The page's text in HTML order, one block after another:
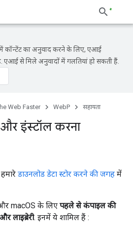
कॉन्टेंट का अनुवाद करने के लिए, एआई
एआई से मिले अनुवादों में गलतियां हो सकती हैं.
Web Faster WebP सहायता
और इंस्टॉल करना
डाउनलोड डेटा स्टोर करने की जगह में
macOS के लिए पहले से कंपाइल की
लाइब्रेरी. इनमें ये शामिल हैं :